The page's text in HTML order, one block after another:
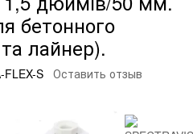
бетонного
лайнер).
FLEX-S Оставить отзыв